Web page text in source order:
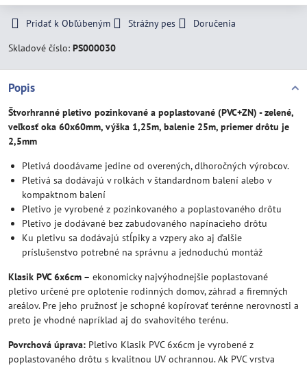
Pridať k Obľúbeným Strážny pes
Doručenia
Skladové číslo: PS000030
Popis
Štvorhranné pletivo pozinkované a poplastované (PVC+ZN) - zelené,
veľkosť oka 60x60mm, výška 1,25m, balenie 25m, priemer drôtu je
2,5mm
Pletivá doodávame jedine od overených, dlhoročných výrobcov.
Pletivá sa dodávajú v rolkách v štandardnom balení alebo v
kompaktnom balení
Pletivo je vyrobené z pozinkovaného a poplastovaného drôtu
Pletivo je dodávané bez zabudovaného napínacieho drôtu
Ku pletivu sa dodávajú stĺpiky a vzpery ako aj ďalšie
príslušenstvo potrebné na správnu a jednoduchú montáž
Klasik PVC 6x6cm – ekonomicky najvýhodnejšie poplastované
pletivo určené pre oplotenie rodinných domov, záhrad a firemných
areálov. Pre jeho pružnosť je schopné kopírovať terénne nerovnosti a
preto je vhodné napríklad aj do svahovitého terénu.
Povrchová úprava: Pletivo Klasik PVC 6x6cm je vyrobené z
poplastovaného drôtu s kvalitnou UV ochrannou. Ak PVC vrstva